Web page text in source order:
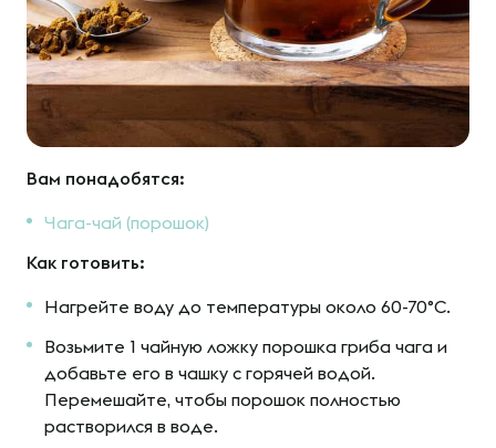
Вам понадобятся:
Чага-чай (порошок)
Как готовить:
Нагрейте воду до температуры около 60-70°C.
Возьмите 1 чайную ложку порошка гриба чага и
добавьте его в чашку с горячей водой.
Перемешайте, чтобы порошок полностью
растворился в воде.